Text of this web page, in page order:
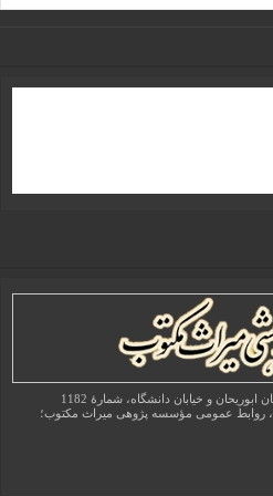
تهران، خیابان انقلاب اسلامی، بین خیابان ابوریحان و خیابان دانشگاه، شمارۀ 1182
(ساختمان فروردین)، طبقۀ دوم، واحد 8 ، روابط عمومی مؤسسه پژوهی میراث مکتوب؛